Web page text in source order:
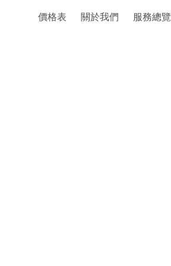
價格表 關於我們 服務總覽